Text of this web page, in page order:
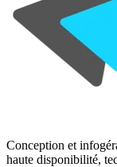
Conception et
haute disponibilité,